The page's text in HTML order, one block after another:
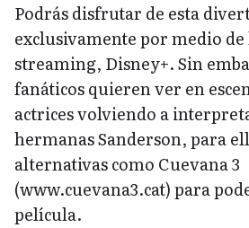
Podrás disfrutar de esta
exclusivamente por medio
streaming, Disney+. Sin
fanáticos quieren ver en
actrices volviendo a
hermanas Sanderson, para
alternativas como Cuevana 3
(www.cuevana3.cat) para
película.